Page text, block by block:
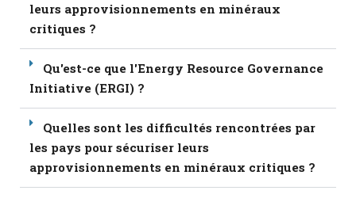
leurs approvisionnements en minéraux
critiques ?
Qu'est-ce que l'Energy Resource Governance
Initiative (ERGI) ?
Quelles sont les difficultés rencontrées par
les pays pour sécuriser leurs
approvisionnements en minéraux critiques ?